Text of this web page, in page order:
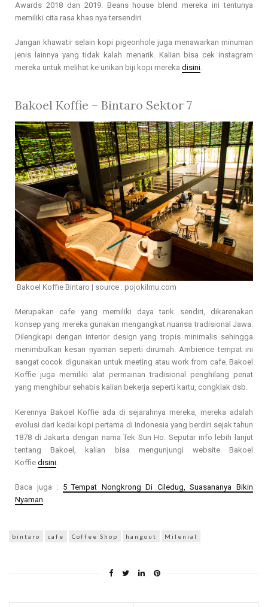
Awards 2018 dan 2019. Beans house blend mereka ini tentunya
memiliki cita rasa khas nya tersendiri.
Jangan khawatir selain kopi pigeonhole juga menawarkan minuman
jenis lainnya yang tidak kalah menarik. Kalian bisa cek instagram
mereka untuk melihat ke unikan biji kopi mereka disini.
Bakoel Koffie – Bintaro Sektor 7
Bakoel Koffie Bintaro | source : pojokilmu.com
Merupakan cafe yang memiliki daya tarik sendiri, dikarenakan
konsep yang mereka gunakan mengangkat nuansa tradisional Jawa.
Dilengkapi dengan interior design yang tropis minimalis sehingga
menimbulkan kesan nyaman seperti dirumah. Ambience tempat ini
sangat cocok digunakan untuk meeting atau work from cafe. Bakoel
Koffie juga memiliki alat permainan tradisional penghilang penat
yang menghibur sehabis kalian bekerja seperti kartu, congklak dsb.
Kerennya Bakoel Koffie ada di sejarahnya mereka, mereka adalah
evolusi dari kedai kopi pertama di Indonesia yang berdiri sejak tahun
1878 di Jakarta dengan nama Tek Sun Ho. Seputar info lebih lanjut
tentang Bakoel, kalian bisa mengunjungi website Bakoel
Koffie disini
Baca juga : 5 Tempat Nongkrong Di Ciledug, Suasananya Bikin
Nyaman
bintaro cafe Coffee Shop hangout Milenial